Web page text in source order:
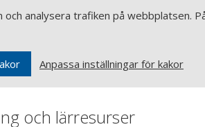
analysera trafiken på webbplatsen.
Anpassa inställningar för kakor
och lärresurser